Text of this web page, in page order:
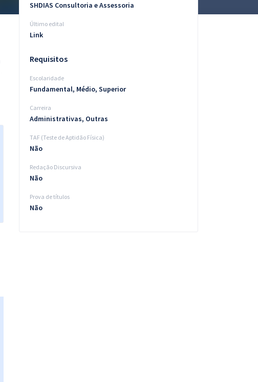
SHDIAS Consultoria e Assessoria
Último edital
Link
Requisitos
Escolaridade
Fundamental, Médio, Superior
Carreira
Administrativas, Outras
TAF (Teste de Aptidão Física)
Não
Redação Discursiva
Não
Prova de títulos
Não